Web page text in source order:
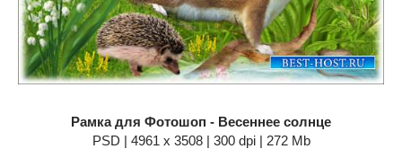
Рамка для Фотошоп - Весеннее солнце
PSD | 4961 х 3508 | 300 dpi | 272 Mb